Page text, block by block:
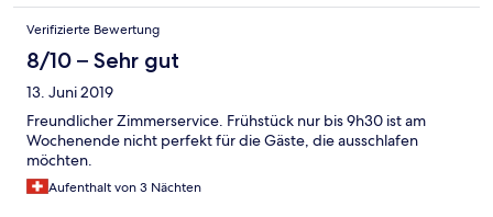
Verifizierte Bewertung
8/10 – Sehr gut
13. Juni 2019
Freundlicher Zimmerservice. Frühstück nur bis 9h30 ist am
Wochenende nicht perfekt für die Gäste, die ausschlafen
möchten.
Aufenthalt von 3 Nächten